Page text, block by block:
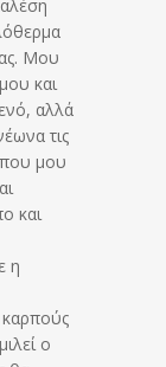
Μου
και
αλλά
τις
που μου
και
η
καρπούς
ο